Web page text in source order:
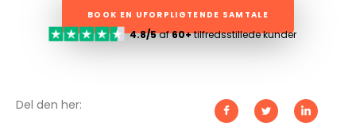
BOOK EN UFORPLIGTENDE SAMTALE
4.8/5af60+tilfredsstillede kunder
Del den her: